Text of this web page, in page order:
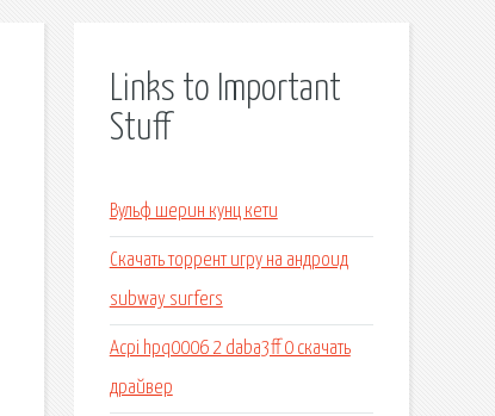
Links to Important
Stuff
Вульф шерин кунц кети
Скачать торрент игру на андроид
subway surfers
Acpi hpq0006 2 daba3ff 0 скачать
драйвер